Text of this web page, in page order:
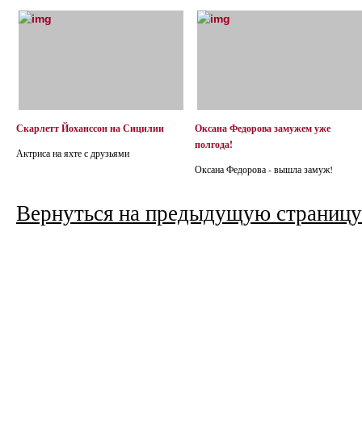
Скарлетт Йоханссон на Сицилии
Актриса на яхте с друзьями
Оксана Федорова замужем уже
полгода!
Оксана Федорова - вышла замуж!
Вернуться на предыдущую страницу